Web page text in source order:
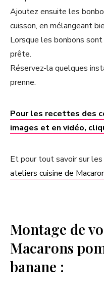
Ajoutez ensuite les
cuisson, en mélangeant
Lorsque les bonbons
prête.
Réservez-la quelques
prenne.
Pour les recettes des
images et en vidéo,
Et pour tout savoir sur
ateliers cuisine de
Montage de
Macarons
banane :